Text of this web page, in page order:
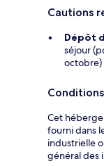
Cautions
Dépôt
séjour
octobre)
Conditions
Cet
fourni dans
industrielle
général des